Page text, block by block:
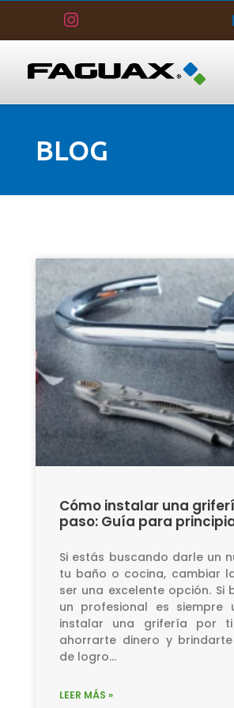
BLOG
Cómo instalar una
paso: Guía para
Si estás buscando darle un
tu baño o cocina, cambiar
ser una excelente opción. Si
un profesional es siempre
instalar una grifería por
ahorrarte dinero y
de logro…
LEER MÁS »